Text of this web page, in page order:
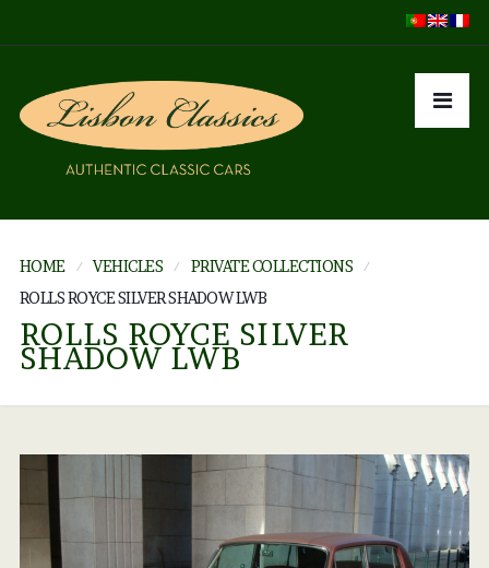
HOME VEHICLES
PRIVATE COLLECTIONS
ROLLS ROYCE SILVER SHADOW LWB
ROLLS ROYCE SILVER
SHADOW LWB